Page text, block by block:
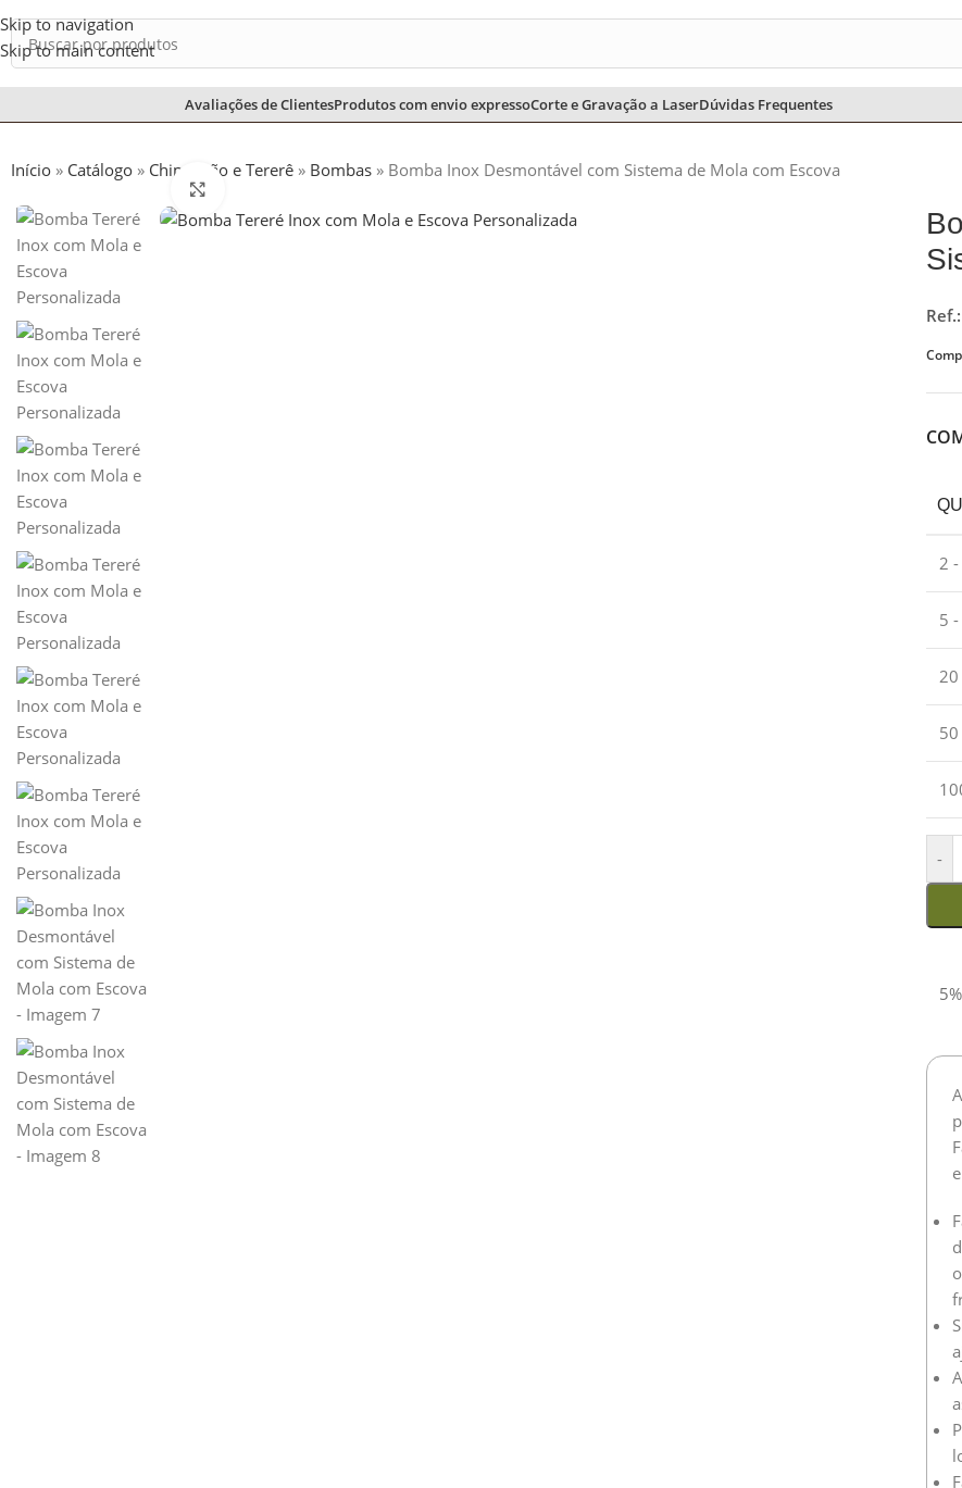
Skip to navigation
Skip to main content
Avaliações de ClientesProdutos com envio expressoCorte e Gravação a LaserDúvidas Frequentes
CHURRASCOCHIMARRÃO E TERERÊCOZINHA
Início » Catálogo » Chimarrão e Tererê » Bombas » Bomba Inox Desmontável com Sistema de Mola com Escova
Ref.:
2
5
-